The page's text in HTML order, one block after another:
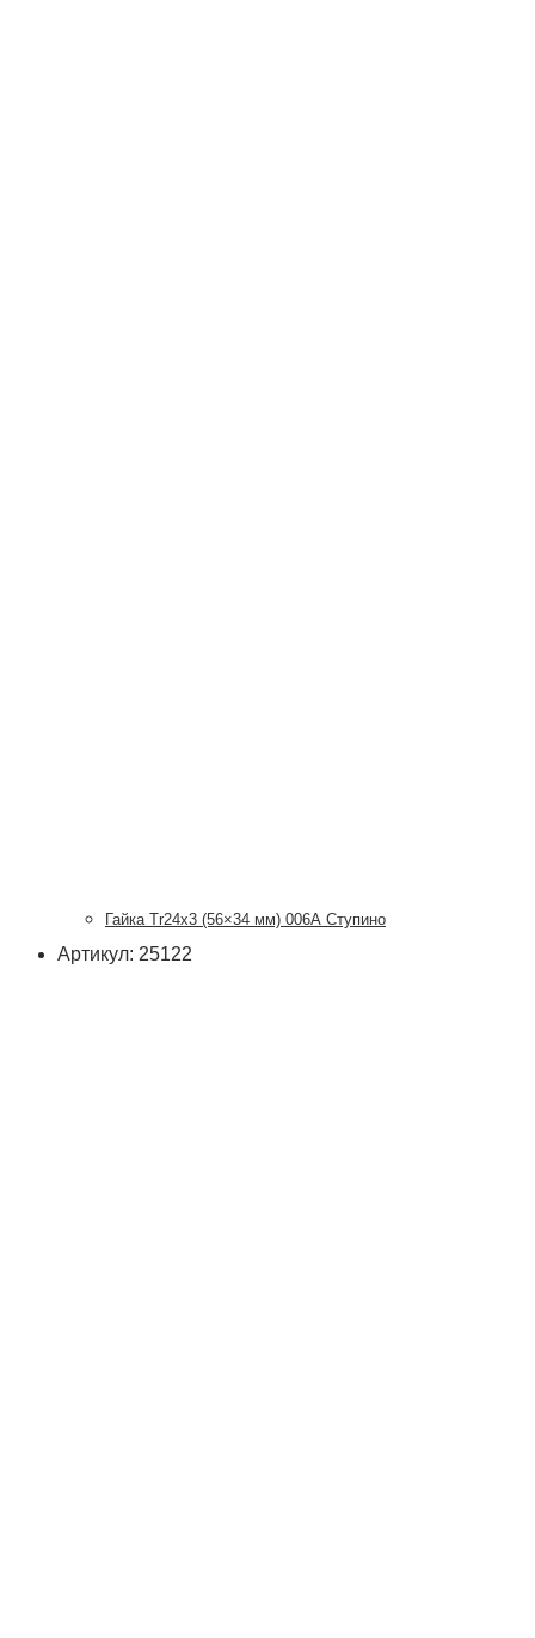
Гайка Tr24x3 (56×34 мм) 006А Ступино
Артикул: 25122